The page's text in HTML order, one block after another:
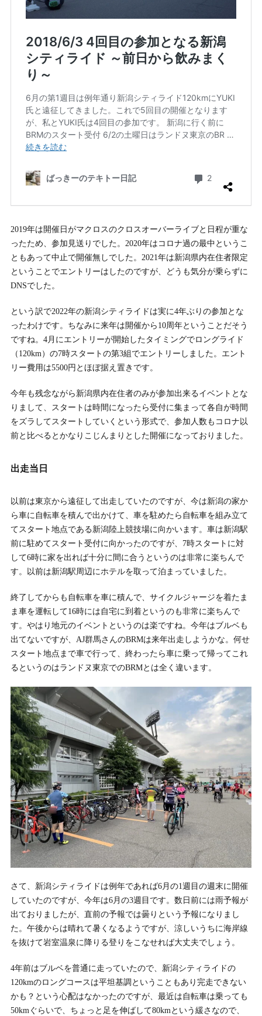
2019年は開催日がマクロスのクロスオーバーライブと日程が重な
ったため、参加見送りでした。2020年はコロナ過の最中というこ
ともあって中止で開催無しでした。2021年は新潟県内在住者限定
ということでエントリーはしたのですが、どうも気分が乗らずに
DNSでした。
という訳で2022年の新潟シティライドは実に4年ぶりの参加とな
ったわけです。ちなみに来年は開催から10周年ということだそう
ですね。4月にエントリーが開始したタイミングでロングライド
（120km）の7時スタートの第3組でエントリーしました。エント
リー費用は5500円とほぼ据え置きです。
今年も残念ながら新潟県内在住者のみが参加出来るイベントとな
りまして、スタートは時間になったら受付に集まって各自が時間
をズラしてスタートしていくという形式で、参加人数もコロナ以
前と比べるとかなりこじんまりとした開催になっておりました。
出走当日
以前は東京から遠征して出走していたのですが、今は新潟の家か
ら車に自転車を積んで出かけて、車を駐めたら自転車を組み立て
てスタート地点である新潟陸上競技場に向かいます。車は新潟駅
前に駐めてスタート受付に向かったのですが、7時スタートに対
して6時に家を出れば十分に間に合うというのは非常に楽ちんで
す。以前は新潟駅周辺にホテルを取って泊まっていました。
終了してからも自転車を車に積んで、サイクルジャージを着たま
ま車を運転して16時には自宅に到着というのも非常に楽ちんで
す。やはり地元のイベントというのは楽ですね。今年はブルベも
出てないですが、AJ群馬さんのBRMは来年出走しようかな。何せ
スタート地点まで車で行って、終わったら車に乗って帰ってこれ
るというのはランドヌ東京でのBRMとは全く違います。
さて、新潟シティライドは例年であれば6月の1週目の週末に開催
していたのですが、今年は6月の3週目です。数日前には雨予報が
出ておりましたが、直前の予報では曇りという予報になりまし
た。午後からは晴れて暑くなるようですが、涼しいうちに海岸線
を抜けて岩室温泉に降りる登りをこなせれば大丈夫でしょう。
4年前はブルベを普通に走っていたので、新潟シティライドの
120kmのロングコースは平坦基調ということもあり完走できない
かも？という心配はなかったのですが、最近は自転車は乗っても
50kmぐらいで、ちょっと足を伸ばして80kmという緩さなので、